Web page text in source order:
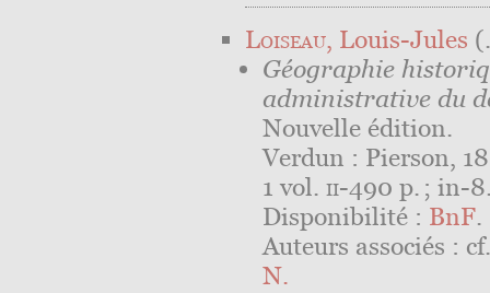
Loiseau, Louis-Jules
Géographie
administrative du
Nouvelle édition.
Verdun : Pierson,
1 vol. ii-490 p. ; in-
Disponibilité : BnF.
Auteurs associés :
N.